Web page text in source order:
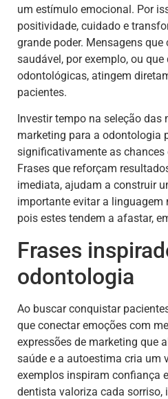
um estímulo emocional. Por
positividade, cuidado e
grande poder. Mensagens
saudável, por exemplo, ou
odontológicas, atingem
pacientes.
Investir tempo na seleção das
marketing para a odontologia
significativamente as chances
Frases que reforçam
imediata, ajudam a construir
importante evitar a linguagem
pois estes tendem a afastar,
Frases
odontologia
Ao buscar conquistar
que conectar emoções com
expressões de marketing que
saúde e a autoestima cria um
exemplos inspiram confiança
dentista valoriza cada sorriso,